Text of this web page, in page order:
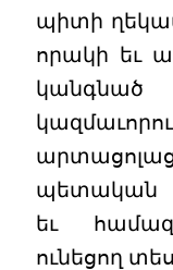
պիտի
որակի եւ
պետական
եւ
ունեցող